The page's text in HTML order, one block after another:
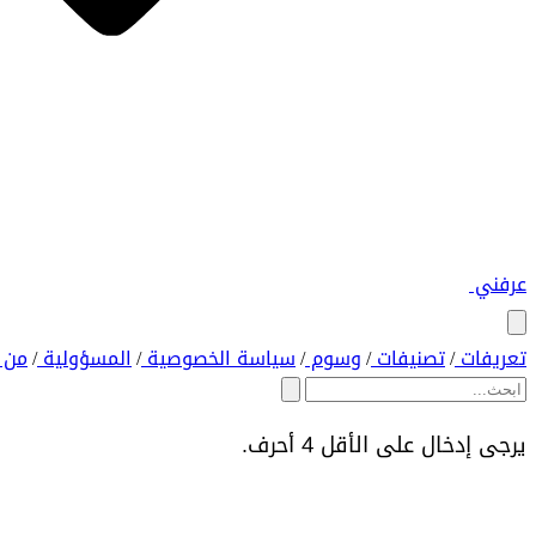
عرفني
تعريفات/ تصنيفات/ وسوم/ سياسة الخصوصية/ المسؤولية/
يرجى إدخال على الأقل 4 أحرف.